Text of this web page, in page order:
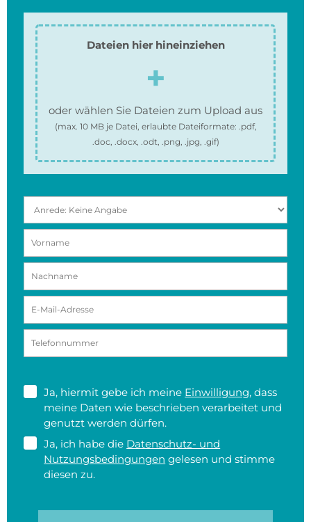
Dateien hier hineinziehen
oder wählen Sie Dateien zum Upload aus
(max. 10 MBje Datei, erlaubte Dateiformate: .pdf,
.doc, .docx, .odt, .png, .jpg, .gif)
Ja, hiermit gebe ich meine Einwilligung, dass
meine Daten wie beschrieben verarbeitet und
genutzt werden dürfen.
Ja, ich habe die Datenschutz- und
Nutzungsbedingungen gelesen und stimme
diesen zu.